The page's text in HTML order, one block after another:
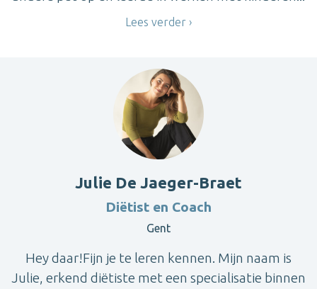
Lees verder
Julie De Jaeger-Braet
Diëtist en Coach
Gent
Hey daar!Fijn je te leren kennen. Mijn naam is
Julie, erkend diëtiste met een specialisatie binnen